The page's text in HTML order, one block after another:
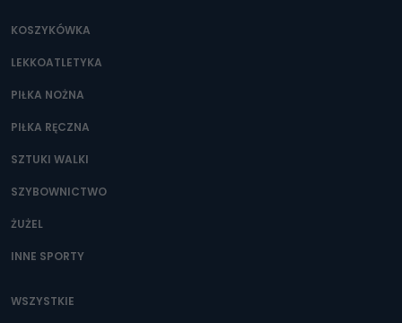
KOSZYKÓWKA
LEKKOATLETYKA
PIŁKA NOŻNA
PIŁKA RĘCZNA
SZTUKI WALKI
SZYBOWNICTWO
ŻUŻEL
INNE SPORTY
WSZYSTKIE